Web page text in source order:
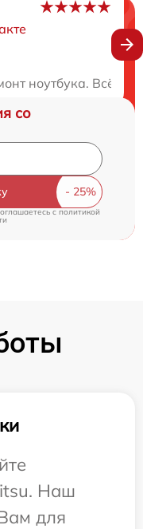
ноутбука. Всё
со
cполитикой
Наш
для